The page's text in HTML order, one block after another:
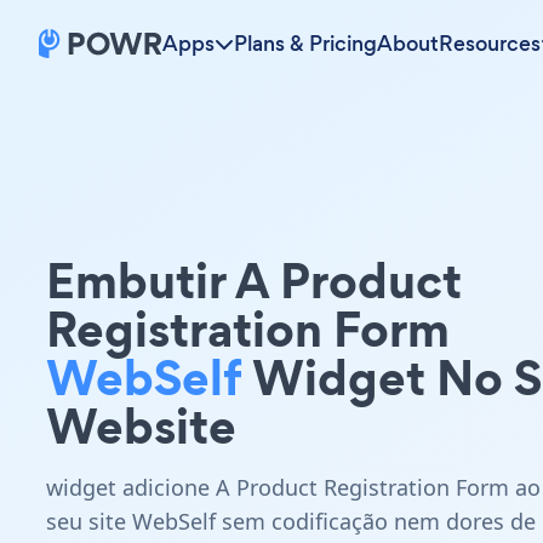
Apps Plans & PricingAboutResources
Embutir A Product
Registration Form
WebSelfWidget No
Website
widget adicione A Product Registration Form ao
seu site WebSelf sem codificação nem dores de